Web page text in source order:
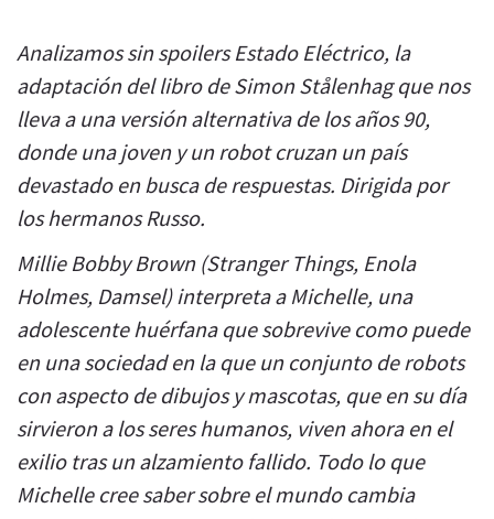
Analizamos sin spoilers Estado Eléctrico, la
adaptación del libro de Simon Stålenhag que nos
lleva a una versión alternativa de los años 90,
donde una joven y un robot cruzan un país
devastado en busca de respuestas. Dirigida por
los hermanos Russo.
Millie Bobby Brown (Stranger Things, Enola
Holmes, Damsel) interpreta a Michelle, una
adolescente huérfana que sobrevive como puede
en una sociedad en la que un conjunto de robots
con aspecto de dibujos y mascotas, que en su día
sirvieron a los seres humanos, viven ahora en el
exilio tras un alzamiento fallido. Todo lo que
Michelle cree saber sobre el mundo cambia